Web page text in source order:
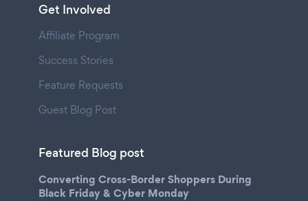
Get Involved
Affiliate Program
Success Stories
Feature Requests
Guest Blog Post
Featured Blog post
Converting Cross-Border Shoppers During
Black Friday & Cyber Monday